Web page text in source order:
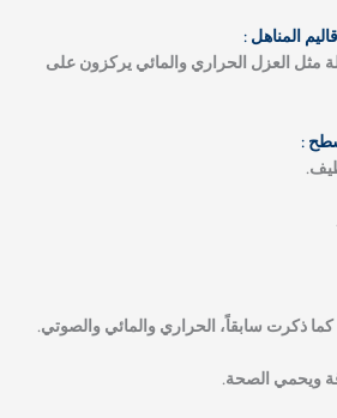
المناهل :
مثل العزل الحراري والمائي يركزون على
:
كما ذكرت سابقاً، الحراري والمائي والصوتي.
ويحمي الصحة.